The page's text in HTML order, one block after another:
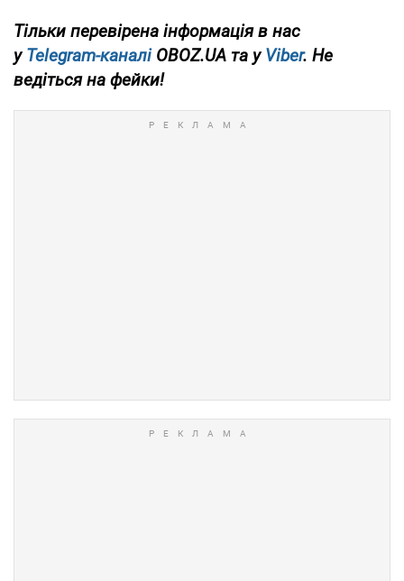
Тільки перевірена інформація в нас
уTelegram-каналіOBOZ.UA та уViber. Не
ведіться на фейки!